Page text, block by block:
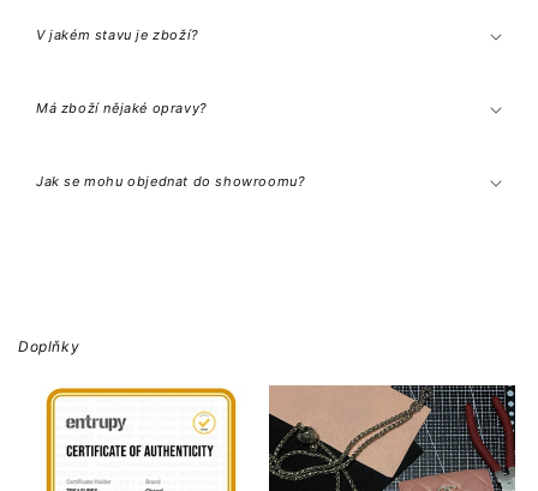
V jakém stavu je zboží?
Má zboží nějaké opravy?
Jak se mohu objednat do showroomu?
Doplňky